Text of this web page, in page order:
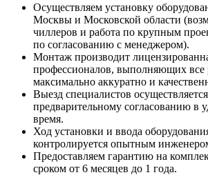
Осуществляем установку
Москвы и Московской области
чиллеров и работа по крупным
по согласованию с менеджером).
Монтаж производит
профессионалов, выполняющих все
максимально аккуратно и
Выезд специалистов
предварительному согласованию в
время.
Ход установки и ввода
контролируется опытным
Предоставляем гарантию на
сроком от 6 месяцев до 1 года.